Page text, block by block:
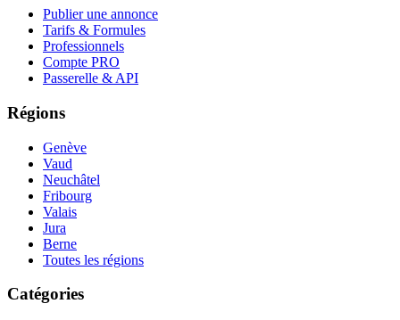
Publier une annonce
Tarifs & Formules
Professionnels
Compte PRO
Passerelle & API
Régions
Genève
Vaud
Neuchâtel
Fribourg
Valais
Jura
Berne
Toutes les régions
Catégories